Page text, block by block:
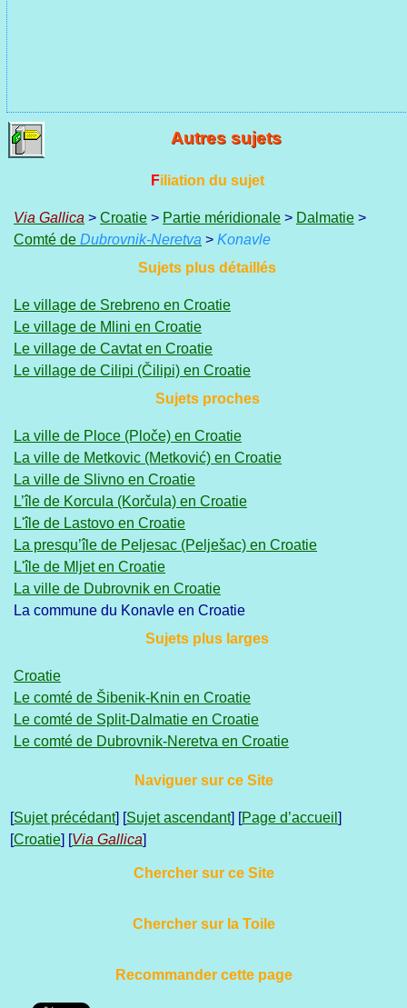
Autres sujets
Filiation du sujet
Via Gallica > Croatie > Partie méridionale > Dalmatie >
Comté de Dubrovnik-Neretva > Konavle
Sujets plus détaillés
Le village de Srebreno en Croatie
Le village de Mlini en Croatie
Le village de Cavtat en Croatie
Le village de Cilipi (Čilipi) en Croatie
Sujets proches
La ville de Ploce (Ploče) en Croatie
La ville de Metkovic (Metković) en Croatie
La ville de Slivno en Croatie
L’île de Korcula (Korčula) en Croatie
L'île de Lastovo en Croatie
La presqu’île de Peljesac (Pelješac) en Croatie
L'île de Mljet en Croatie
La ville de Dubrovnik en Croatie
La commune du Konavle en Croatie
Sujets plus larges
Croatie
Le comté de Šibenik-Knin en Croatie
Le comté de Split-Dalmatie en Croatie
Le comté de Dubrovnik-Neretva en Croatie
Naviguer sur ce Site
[Sujet précédant] [Sujet ascendant] [Page d’accueil ]
[Croatie] [Via Gallica]
Chercher sur ce Site
Chercher sur la Toile
Recommander cette page